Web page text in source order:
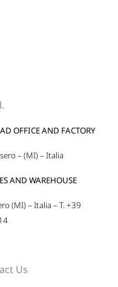
OFFICE AND FACTORY
– (MI) – Italia
AND WAREHOUSE
(MI) – Italia – T. +39
Us